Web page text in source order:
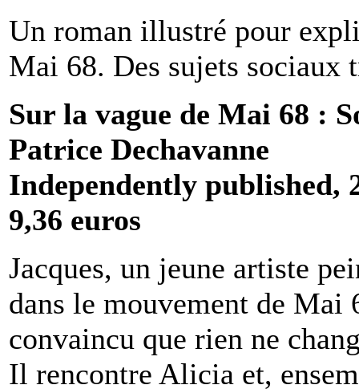
Un roman illustré pour
Mai 68. Des sujets sociaux
Sur la vague de Mai 68 :
Patrice Dechavanne
Independently published,
9,36 euros
Jacques, un jeune artiste
dans le mouvement de
convaincu que rien ne
Il rencontre Alicia et,